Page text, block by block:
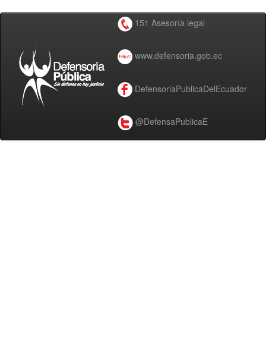
151 Asesoría legal
www.defensoria.gob.ec
DefensoriaPublicaDelEcuador
@DefensaPublicaE